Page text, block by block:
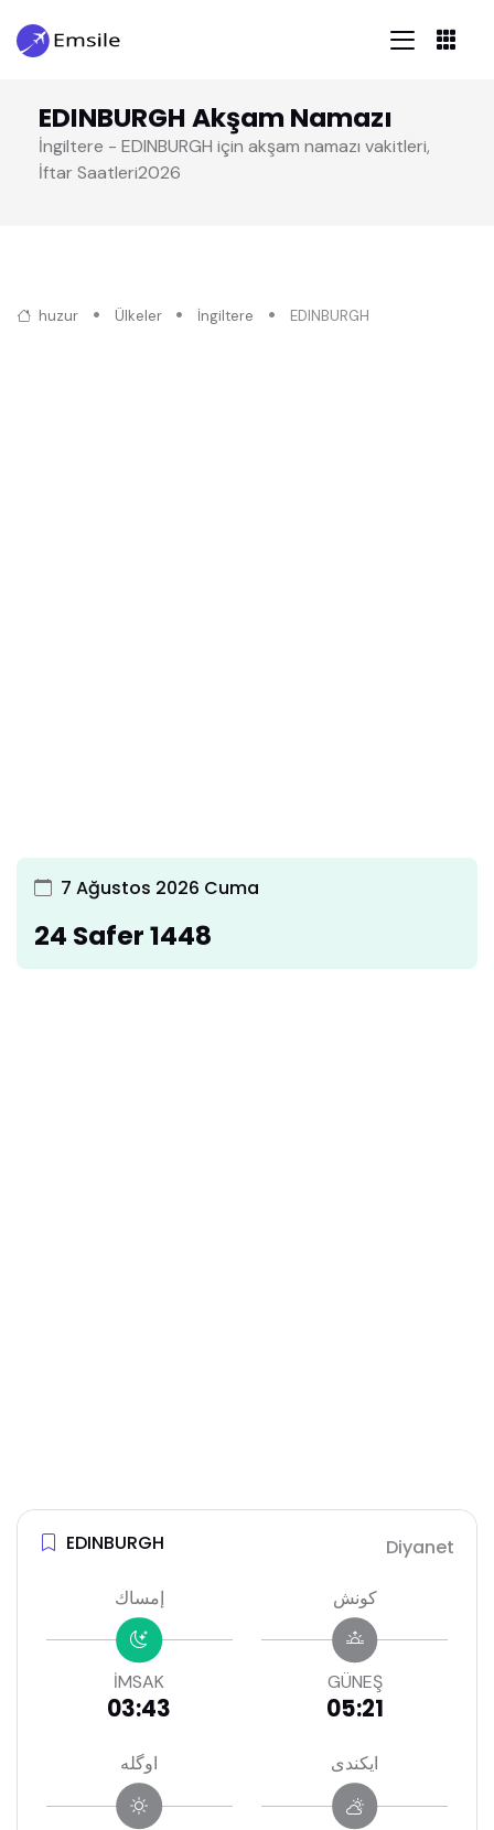
EDINBURGH Akşam Namazı
İngiltere - EDINBURGH için akşam namazı vakitleri,
İftar Saatleri2026
huzur Ülkeler İngiltere EDINBURGH
7 Ağustos 2026 Cuma
24 Safer 1448
EDINBURGH Diyanet
إمساك
İMSAK
03:43
كونش
GÜNEŞ
05:21
اوگله ايكندى